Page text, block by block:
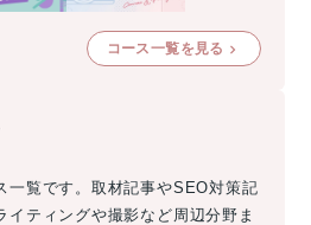
コース一覧を見る
一覧です。取材記事やSEO対策記
イティングや撮影など周辺分野ま